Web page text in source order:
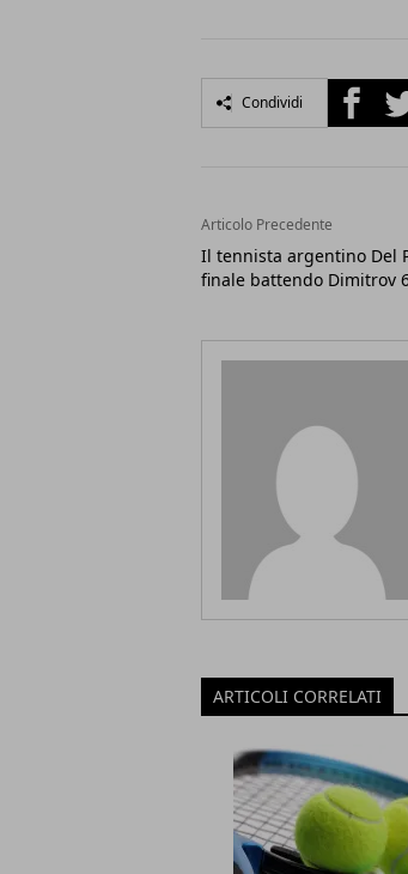
Condividi
Articolo Precedente
Il tennista argentino Del
finale battendo Dimitrov
ARTICOLI CORRELATI